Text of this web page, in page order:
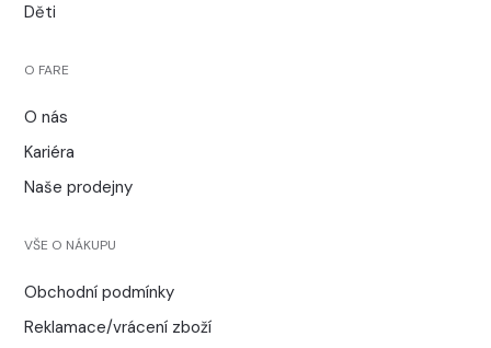
Děti
O FARE
O nás
Kariéra
Naše prodejny
VŠE O NÁKUPU
Obchodní podmínky
Reklamace/vrácení zboží